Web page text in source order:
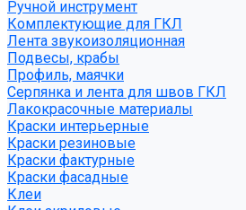
Ручной инструмент
Комплектующие для ГКЛ
Лента звукоизоляционная
Подвесы, крабы
Профиль, маячки
Серпянка и лента для швов ГКЛ
Лакокрасочные материалы
Краски интерьерные
Краски резиновые
Краски фактурные
Краски фасадные
Клеи